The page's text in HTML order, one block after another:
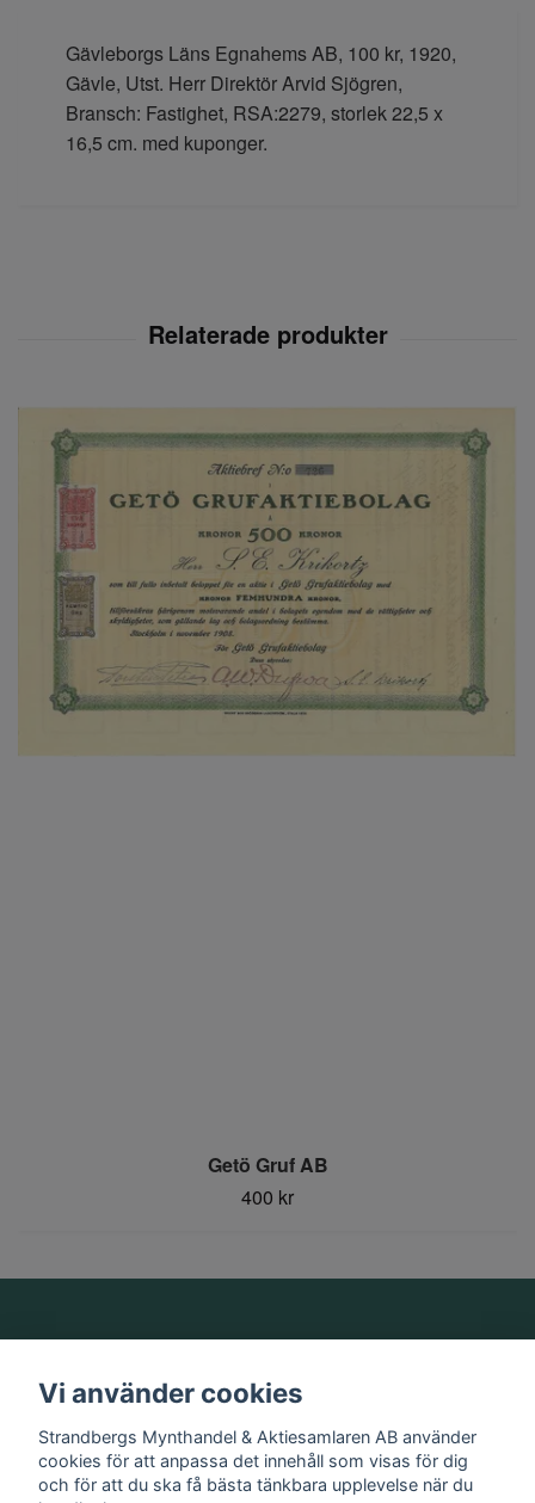
Gävleborgs Läns Egnahems AB, 100 kr, 1920,
Gävle, Utst. Herr Direktör Arvid Sjögren,
Bransch: Fastighet, RSA:2279, storlek 22,5 x
16,5 cm. med kuponger.
Getö Gruf AB
400 kr
Information
Vi använder cookies
Strandbergs Mynthandel & Aktiesamlaren AB använder
cookies för att anpassa det innehåll som visas för dig
och för att du ska få bästa tänkbara upplevelse när du